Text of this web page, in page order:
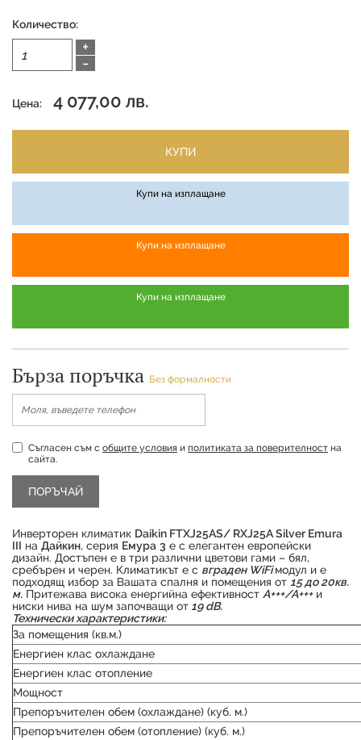
Количество:
+
-
Цена: 4 077,00 лв.
КУПИ
Купи на изплащане
Купи на изплащане
Купи на изплащане
Продуктът е успешно добавен в количката
Бърза поръчка Без формалности
Съгласен съм с общите условия и политиката за поверителност на
сайта.
Инверторен климатик Daikin FTXJ25AS/ RXJ25A Silver Emura
III на Дайкин, серия Емура 3 е с елегантен европейски
дизайн. Достъпен е в три различни цветови гами – бял,
сребърен и черен. Климатикът е с вграден WiFiмодул и е
подходящ избор за Вашата спалня и помещения от 15 до 20кв.
м. Притежава висока енергийна ефективност А+++/А+++и
ниски нива на шум започващи от 19 dB.
Технически характеристики:
За помещения (кв.м.)
Енергиен клас охлаждане
Енергиен клас отопление
Мощност
Препоръчителен обем (охлаждане) (куб. м.)
Препоръчителен обем (отопление) (куб. м.)